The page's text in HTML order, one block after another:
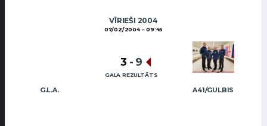
VĪRIEŠI 2004
07/02/2004 09:45
G.L.A. A41/GULBIS
3 - 9
GALA REZULTĀTS